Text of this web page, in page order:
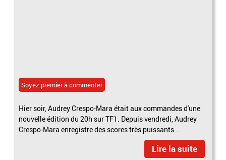
Soyez premier à commenter
Hier soir, Audrey Crespo-Mara était aux commandes d'une
nouvelle édition du 20h sur TF1. Depuis vendredi, Audrey
Crespo-Mara enregistre des scores très puissants...
Lire la suite